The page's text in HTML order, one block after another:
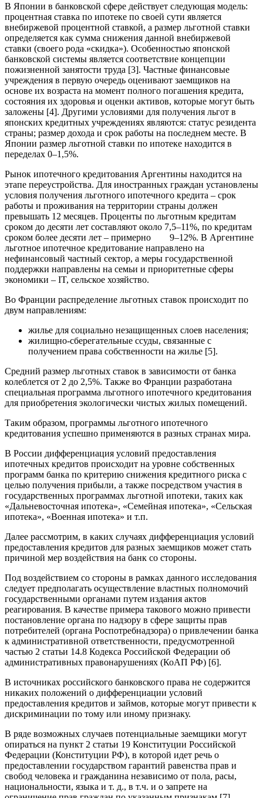
В Японии в банковской сфере действует следующая модель:
процентная ставка по ипотеке по своей сути является
внебиржевой процентной ставкой, а размер льготной ставки
определяется как сумма снижения данной внебиржевой
ставки (своего рода «скидка»). Особенностью японской
банковской системы является соответствие концепции
пожизненной занятости труда [3]. Частные финансовые
учреждения в первую очередь оценивают заемщиков на
основе их возраста на момент полного погашения кредита,
состояния их здоровья и оценки активов, которые могут быть
заложены [4]. Другими условиями для получения льгот в
японских кредитных учреждениях являются: статус резидента
страны; размер дохода и срок работы на последнем месте. В
Японии размер льготной ставки по ипотеке находится в
переделах 0–1,5%.
Рынок ипотечного кредитования Аргентины находится на
этапе переустройства. Для иностранных граждан установлены
условия получения льготного ипотечного кредита – срок
работы и проживания на территории страны должен
превышать 12 месяцев. Проценты по льготным кредитам
сроком до десяти лет составляют около 7,5–11%, по кредитам
сроком более десяти лет – примерно 9–12%. В Аргентине
льготное ипотечное кредитование направлено на
нефинансовый частный сектор, а меры государственной
поддержки направлены на семьи и приоритетные сферы
экономики – IT, сельское хозяйство.
Во Франции распределение льготных ставок происходит по
двум направлениям:
жилье для социально незащищенных слоев населения;
жилищно-сберегательные ссуды, связанные с
получением права собственности на жилье [5].
Средний размер льготных ставок в зависимости от банка
колеблется от 2 до 2,5%. Также во Франции разработана
специальная программа льготного ипотечного кредитования
для приобретения экологически чистых жилых помещений.
Таким образом, программы льготного ипотечного
кредитования успешно применяются в разных странах мира.
В России дифференциация условий предоставления
ипотечных кредитов происходит на уровне собственных
программ банка по критерию снижения кредитного риска с
целью получения прибыли, а также посредством участия в
государственных программах льготной ипотеки, таких как
«Дальневосточная ипотека», «Семейная ипотека», «Сельская
ипотека», «Военная ипотека» и т.п.
Далее рассмотрим, в каких случаях дифференциация условий
предоставления кредитов для разных заемщиков может стать
причиной мер воздействия на банк со стороны.
Под воздействием со стороны в рамках данного исследования
следует предполагать осуществление властных полномочий
государственными органами путем издания актов
реагирования. В качестве примера такового можно привести
постановление органа по надзору в сфере защиты прав
потребителей (органа Роспотребнадзора) о привлечении банка
к административной ответственности, предусмотренной
частью 2 статьи 14.8 Кодекса Российской Федерации об
административных правонарушениях (КоАП РФ) [6].
В источниках российского банковского права не содержится
никаких положений о дифференциации условий
предоставления кредитов и займов, которые могут привести к
дискриминации по тому или иному признаку.
В ряде возможных случаев потенциальные заемщики могут
опираться на пункт 2 статьи 19 Конституции Российской
Федерации (Конституции РФ), в которой идет речь о
предоставлении государством гарантий равенства прав и
свобод человека и гражданина независимо от пола, расы,
национальности, языка и т. д., в т.ч. и о запрете на